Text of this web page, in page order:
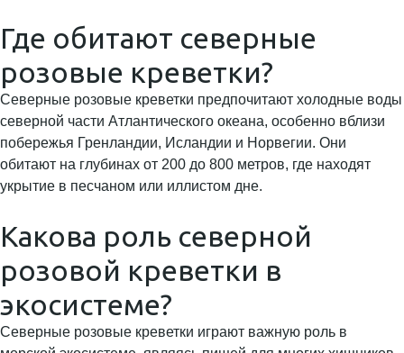
Где обитают северные
розовые креветки?
Северные розовые креветки предпочитают холодные воды
северной части Атлантического океана, особенно вблизи
побережья Гренландии, Исландии и Норвегии. Они
обитают на глубинах от 200 до 800 метров, где находят
укрытие в песчаном или иллистом дне.
Какова роль северной
розовой креветки в
экосистеме?
Северные розовые креветки играют важную роль в